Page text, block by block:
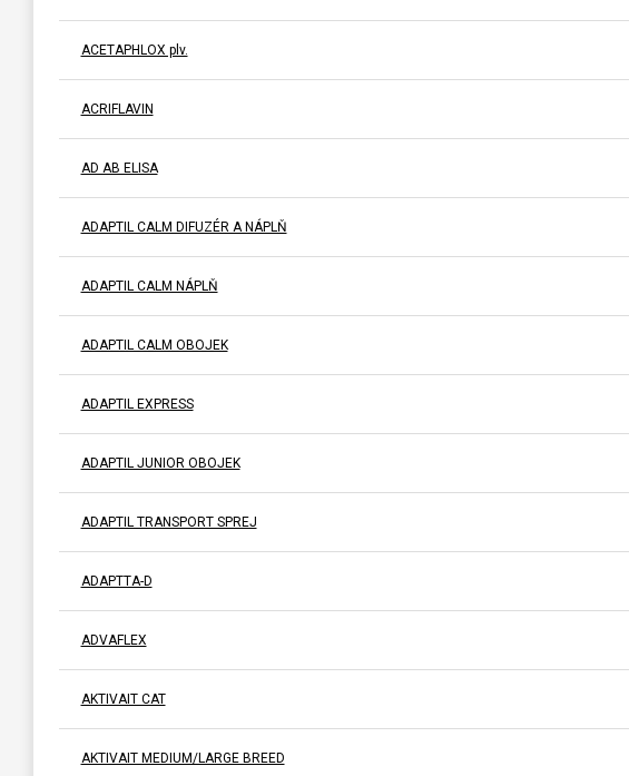
ACETAPHLOX plv.
ACRIFLAVIN
AD AB ELISA
ADAPTIL CALM DIFUZÉR A NÁPLŇ
ADAPTIL CALM NÁPLŇ
ADAPTIL CALM OBOJEK
ADAPTIL EXPRESS
ADAPTIL JUNIOR OBOJEK
ADAPTIL TRANSPORT SPREJ
ADAPTTA-D
ADVAFLEX
AKTIVAIT CAT
AKTIVAIT MEDIUM/LARGE BREED